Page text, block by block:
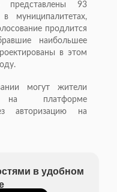
93
муниципалитетах,
продлится
наибольшее
в этом
могут жители
платформе
авторизацию на
в удобном